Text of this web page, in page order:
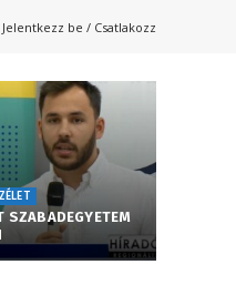
Jelentkezz be / Csatlakozz
SZABADEGYETEM